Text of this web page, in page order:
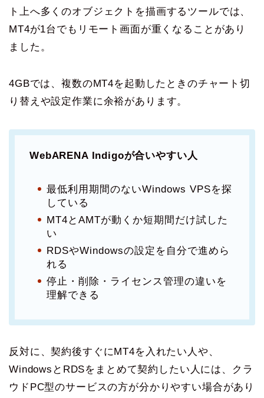
ト上へ多くのオブジェクトを描画するツールでは、
MT4が1台でもリモート画面が重くなることがあり
ました。
4GBでは、複数のMT4を起動したときのチャート切
り替えや設定作業に余裕があります。
WebARENA Indigoが合いやすい人
最低利用期間のないWindows VPSを探
している
MT4とAMTが動くか短期間だけ試した
い
RDSやWindowsの設定を自分で進めら
れる
停止・削除・ライセンス管理の違いを
理解できる
反対に、契約後すぐにMT4を入れたい人や、
WindowsとRDSをまとめて契約したい人には、クラ
ウドPC型のサービスの方が分かりやすい場合があり